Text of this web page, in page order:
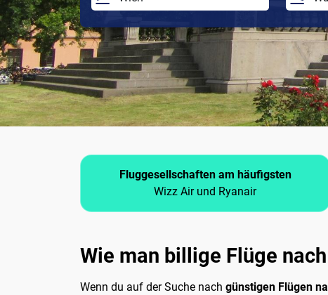
Fluggesellschaften am häufigsten
Wizz Air und Ryanair
Wie man billige Flüge
Wenn du auf der Suche nach günstigen Flügen